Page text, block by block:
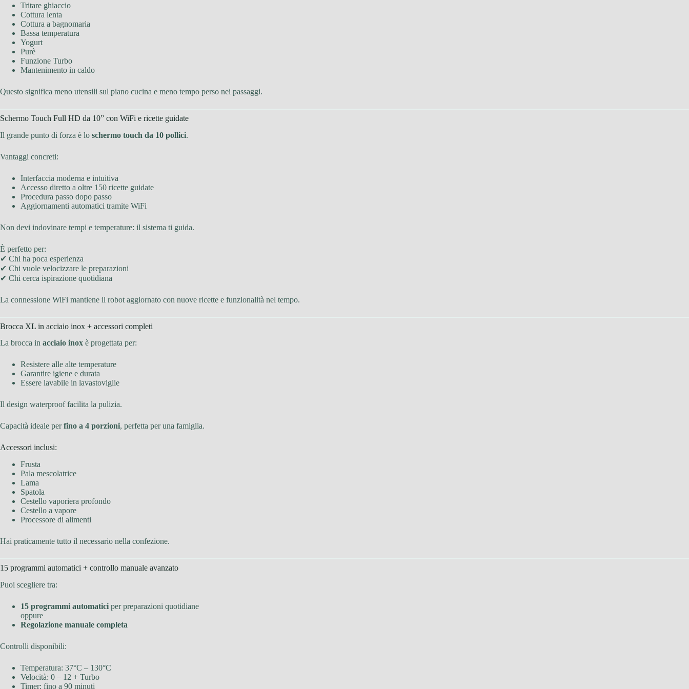
Tritare ghiaccio
Cottura lenta
Cottura a bagnomaria
Bassa temperatura
Yogurt
Purè
Funzione Turbo
Mantenimento in caldo
Questo significa meno utensili sul piano cucina e meno tempo perso nei passaggi.
Schermo Touch Full HD da 10” con WiFi e ricette guidate
Il grande punto di forza è lo schermo touch da 10 pollici.
Vantaggi concreti:
Interfaccia moderna e intuitiva
Accesso diretto a oltre 150 ricette guidate
Procedura passo dopo passo
Aggiornamenti automatici tramite WiFi
Non devi indovinare tempi e temperature: il sistema ti guida.
È perfetto per:
✔ Chi ha poca esperienza
✔ Chi vuole velocizzare le preparazioni
✔ Chi cerca ispirazione quotidiana
La connessione WiFi mantiene il robot aggiornato con nuove ricette e funzionalità nel tempo.
Brocca XL in acciaio inox + accessori completi
La brocca in acciaio inox è progettata per:
Resistere alle alte temperature
Garantire igiene e durata
Essere lavabile in lavastoviglie
Il design waterproof facilita la pulizia.
Capacità ideale perfino a 4 porzioni, perfetta per una famiglia.
Accessori inclusi:
Frusta
Pala mescolatrice
Lama
Spatola
Cestello vaporiera profondo
Cestello a vapore
Processore di alimenti
Hai praticamente tutto il necessario nella confezione.
15 programmi automatici + controllo manuale avanzato
Puoi scegliere tra:
15 programmi automatici per preparazioni quotidiane
oppure
Regolazione manuale completa
Controlli disponibili:
Temperatura: 37°C – 130°C
Velocità: 0 – 12 + Turbo
Timer: fino a 90 minuti